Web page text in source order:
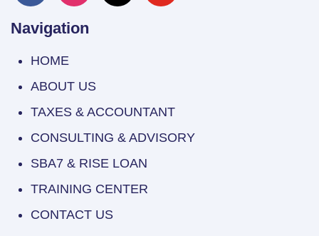
Navigation
HOME
ABOUT US
TAXES & ACCOUNTANT
CONSULTING & ADVISORY
SBA7 & RISE LOAN
TRAINING CENTER
CONTACT US